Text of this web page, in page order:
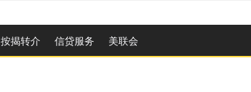
按揭转介 信贷服务 美联会